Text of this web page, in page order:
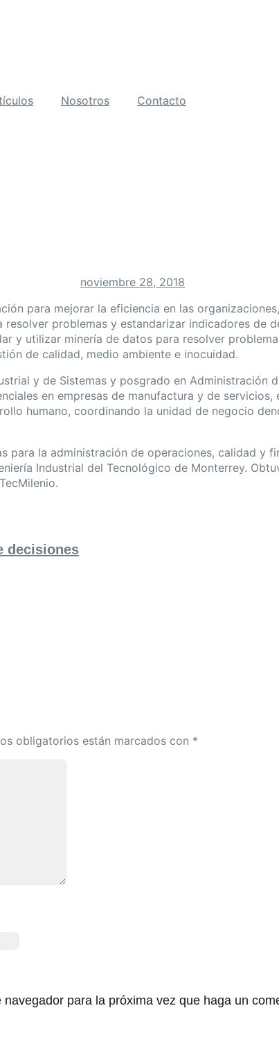
Nosotros Contacto
noviembre 28, 2018
para mejorar la eficiencia en las
problemas y estandarizar indicadores de
y utilizar minería de datos para resolver
de calidad, medio ambiente e inocuidad.
y de Sistemas y posgrado en Administración
en empresas de manufactura y de
humano, coordinando la unidad de negocio
para la administración de operaciones, calidad y
Industrial del Tecnológico de Monterrey.
decisiones
obligatorios están marcados con *
para la próxima vez que haga un